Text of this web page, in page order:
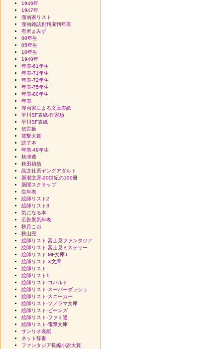
1946年
1947年
漫画家リスト
漫画雑誌創刊廃刊年表
有沢まみず
00年生
05年生
10年生
1940年
年表-61年生
年表-71年生
年表-72年生
年表-75年生
年表-80年生
年表
漫画家による文庫表紙
早川SF表紙-作家順
早川SF表紙
伝言板
電撃大賞
読了本
年表-49年生
秋津透
秋田禎信
晶文社系ヤングアダルト
新潮文庫-20世紀の100冊
新聞スクラップ
生年表
絵師リスト2
絵師リスト3
気になる本
広告景気年表
秋月こお
秋山完
絵師リスト-富士見ファンタジア
絵師リスト-富士見ミステリー
絵師リスト-MF文庫J
絵師リスト-X文庫
絵師リスト
絵師リスト1
絵師リスト-コバルト
絵師リスト-スーパーダッシュ
絵師リスト-スニーカー
絵師リスト-ソノラマ文庫
絵師リスト-ビーンズ
絵師リスト-ファミ通
絵師リスト-電撃文庫
サンリオ表紙
ネット辞書
ファンタジア長編小説大賞